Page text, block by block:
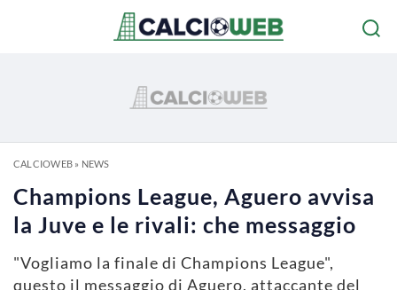
CALCIOWEB» NEWS
Champions League, Aguero avvisa
la Juve e le rivali: che messaggio
"Vogliamo la finale di Champions League",
questo il messaggio di Aguero, attaccante del